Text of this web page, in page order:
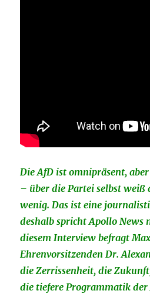
Die AfD ist omnipräsent,
– über die Partei selbst weiß
wenig. Das ist eine
deshalb spricht Apollo News
diesem Interview befragt
Ehrenvorsitzenden Dr.
die Zerrissenheit, die
die tiefere Programmatik der